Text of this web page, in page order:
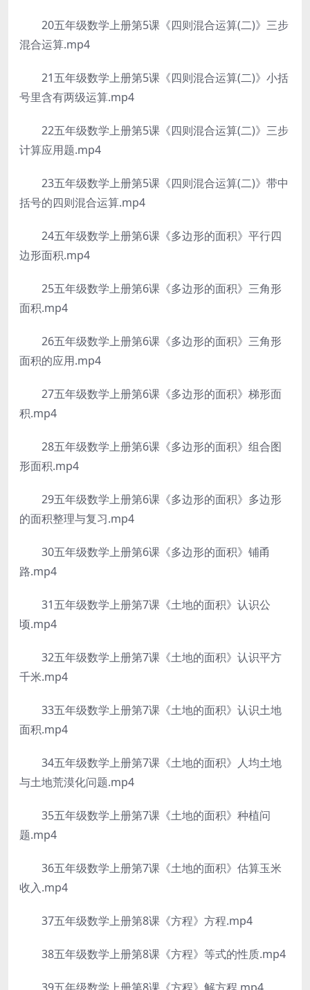
20五年级数学上册第5课《四则混合运算(二)》三步
混合运算.mp4
21五年级数学上册第5课《四则混合运算(二)》小括
号里含有两级运算.mp4
22五年级数学上册第5课《四则混合运算(二)》三步
计算应用题.mp4
23五年级数学上册第5课《四则混合运算(二)》带中
括号的四则混合运算.mp4
24五年级数学上册第6课《多边形的面积》平行四
边形面积.mp4
25五年级数学上册第6课《多边形的面积》三角形
面积.mp4
26五年级数学上册第6课《多边形的面积》三角形
面积的应用.mp4
27五年级数学上册第6课《多边形的面积》梯形面
积.mp4
28五年级数学上册第6课《多边形的面积》组合图
形面积.mp4
29五年级数学上册第6课《多边形的面积》多边形
的面积整理与复习.mp4
30五年级数学上册第6课《多边形的面积》铺甬
路.mp4
31五年级数学上册第7课《土地的面积》认识公
顷.mp4
32五年级数学上册第7课《土地的面积》认识平方
千米.mp4
33五年级数学上册第7课《土地的面积》认识土地
面积.mp4
34五年级数学上册第7课《土地的面积》人均土地
与土地荒漠化问题.mp4
35五年级数学上册第7课《土地的面积》种植问
题.mp4
36五年级数学上册第7课《土地的面积》估算玉米
收入.mp4
37五年级数学上册第8课《方程》方程.mp4
38五年级数学上册第8课《方程》等式的性质.mp4